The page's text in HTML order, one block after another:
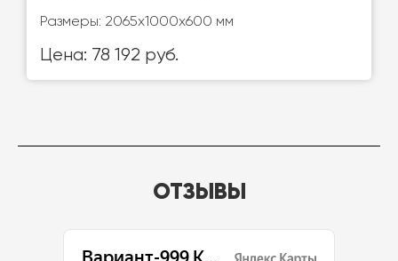
Размеры: 2065x1000x600 мм
Цена: 78 192 руб.
ОТЗЫВЫ